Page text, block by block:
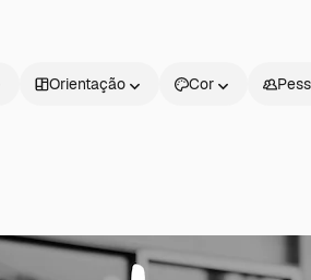
Orientação Cor